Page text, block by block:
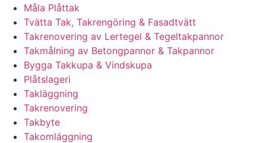
Måla Plåttak
Tvätta Tak, Takrengöring & Fasadtvätt
Takrenovering av Lertegel & Tegeltakpannor
Takmålning av Betongpannor & Takpannor
Bygga Takkupa & Vindskupa
Plåtslageri
Takläggning
Takrenovering
Takbyte
Takomläggning